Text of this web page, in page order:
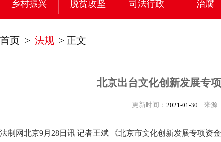
乡村振兴 脱贫攻坚 司法行政 治腐
首页 > 法规 > 正文
北京出台文化创新发展专
更新时间： 2021-01-30 来源
法制网北京9月28日讯 记者王斌 《北京市文化创新发展专项资